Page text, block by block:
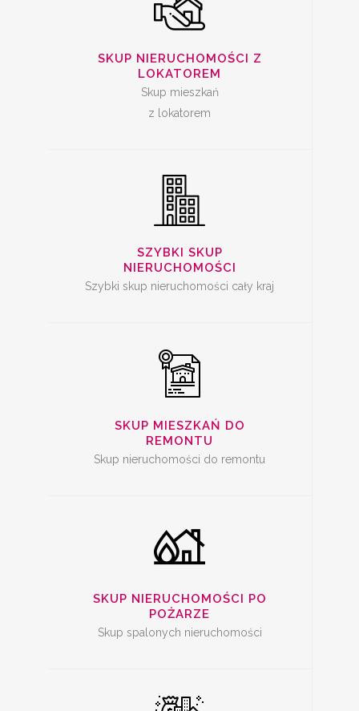
SKUP NIERUCHOMOŚCI Z
LOKATOREM
Skup mieszkań
z lokatorem
SZYBKI SKUP
NIERUCHOMOŚCI
Szybki skup nieruchomości cały kraj
SZYBKA SPRZEDAŻ
MIESZKANIA
SKUP MIESZKAŃ DO
REMONTU
Skup nieruchomości do remontu
SKUP LOKALI DO
REMONTU
SKUP NIERUCHOMOŚCI PO
POŻARZE
Skup spalonych nieruchomości
SKUP SPALONYCH
NIERUCHOMOŚCI
SKUP
PROBLEMAMI